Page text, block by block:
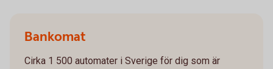
Bankomat
Cirka 1 500 automater i Sverige för dig som är